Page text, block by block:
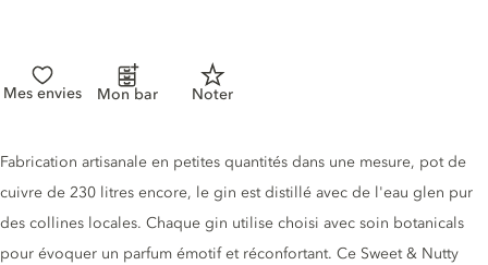
Mes envies Mon bar Noter
Description du gin
Fabrication artisanale en petites quantités dans une mesure, pot de
cuivre de 230 litres encore, le gin est distillé avec de l'eau glen pur
des collines locales. Chaque gin utilise choisi avec soin botanicals
pour évoquer un parfum émotif et réconfortant. Ce Sweet & Nutty